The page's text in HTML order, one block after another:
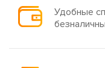
Удобные